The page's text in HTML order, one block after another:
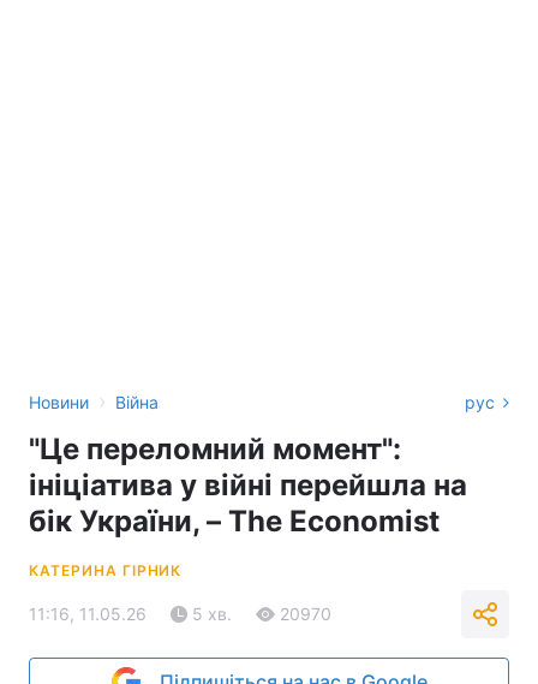
Новини › Війна рус
"Це переломний момент":
ініціатива у війні перейшла на
бік України, – The Economist
КАТЕРИНА ГІРНИК
11:16, 11.05.26 5 хв. 20970